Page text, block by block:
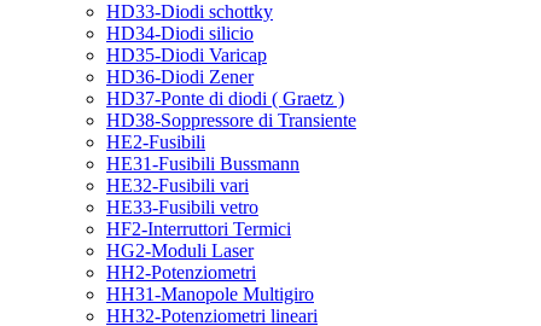
HD33-Diodi schottky
HD34-Diodi silicio
HD35-Diodi Varicap
HD36-Diodi Zener
HD37-Ponte di diodi ( Graetz )
HD38-Soppressore di Transiente
HE2-Fusibili
HE31-Fusibili Bussmann
HE32-Fusibili vari
HE33-Fusibili vetro
HF2-Interruttori Termici
HG2-Moduli Laser
HH2-Potenziometri
HH31-Manopole Multigiro
HH32-Potenziometri lineari